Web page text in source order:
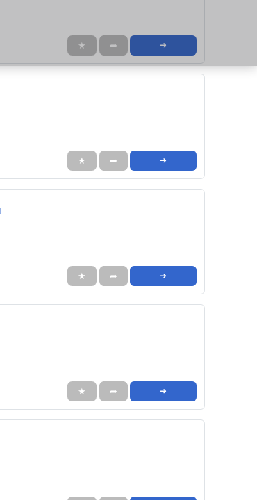
★ ➦ ➜
★ ➦ ➜
★ ➦ ➜
★ ➦ ➜